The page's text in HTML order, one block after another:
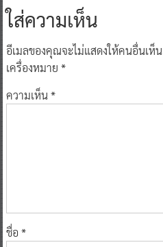
ใส่ความเห็น
อีเมลของคุณจะไม่แสดงให้คนอื่นเห็น
เครื่องหมาย *
ความเห็น*
ชื่อ *